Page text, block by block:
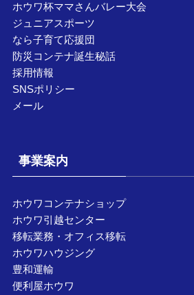
ホウワ杯ママさんバレー大会
ジュニアスポーツ
なら子育て応援団
防災コンテナ誕生秘話
採用情報
SNSポリシー
メール
事業案内
ホウワコンテナショップ
ホウワ引越センター
移転業務・オフィス移転
ホウワハウジング
豊和運輸
便利屋ホウワ